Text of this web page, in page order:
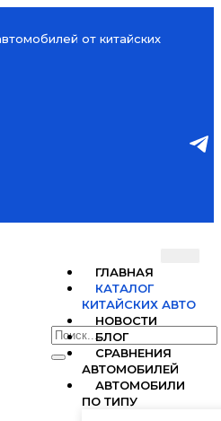
от китайских
ГЛАВНАЯ
КАТАЛОГ
КИТАЙСКИХ АВТО
НОВОСТИ
БЛОГ
СРАВНЕНИЯ
АВТОМОБИЛЕЙ
АВТОМОБИЛИ
ПО ТИПУ